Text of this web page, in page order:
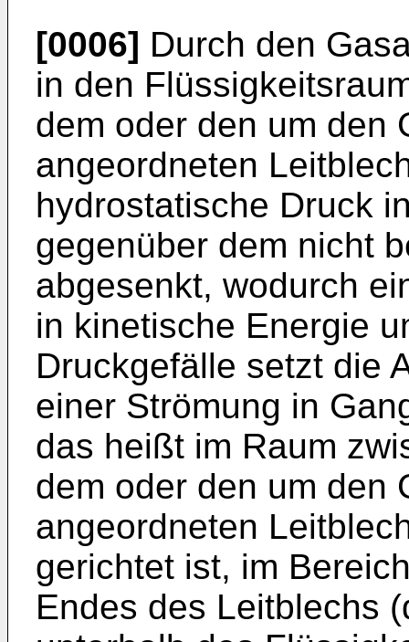
[0006] Durch den
in den
dem oder den um den
angeordneten
hydrostatische Druck
gegenüber dem nicht
abgesenkt, wodurch
in kinetische Energie
Druckgefälle setzt die
einer Strömung in
das heißt im Raum
dem oder den um den
angeordneten
gerichtet ist, im
Endes des Leitblechs